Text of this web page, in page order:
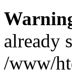
already
/www/